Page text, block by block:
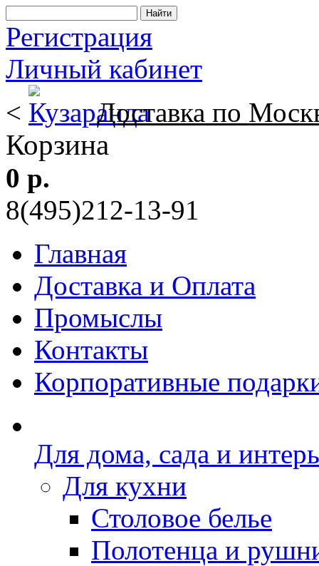
Регистрация
Личный кабинет
<
Доставка по
Корзина
0 р.
8(495)212-13-91
Главная
Доставка и Оплата
Промыслы
Контакты
Корпоративные
Для дома, сада и
Для кухни
Столовое белье
Полотенца и